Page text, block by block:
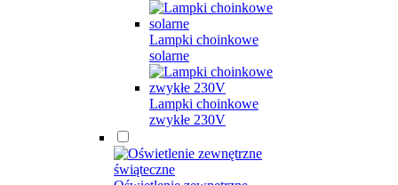
Lampki choinkowe
solarne
Lampki choinkowe
zwykłe 230V